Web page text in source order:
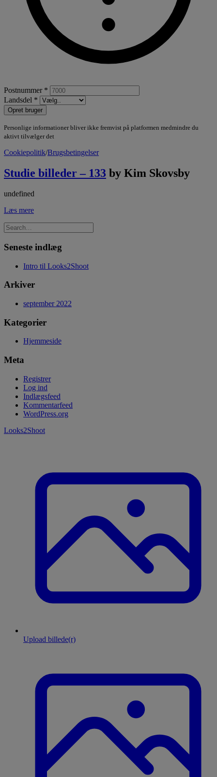
Postnummer *
Landsdel *
Opret bruger
Personlige informationer bliver ikke fremvist på platformen medmindre du
aktivt tilvælger det
Cookiepolitik/Brugsbetingelser
Studie billeder – 133 by Kim Skovsby
undefined
Læs mere
Seneste indlæg
Intro til Looks2Shoot
Arkiver
september 2022
Kategorier
Hjemmeside
Meta
Registrer
Log ind
Indlægsfeed
Kommentarfeed
WordPress.org
Looks2Shoot
Upload billede(r)